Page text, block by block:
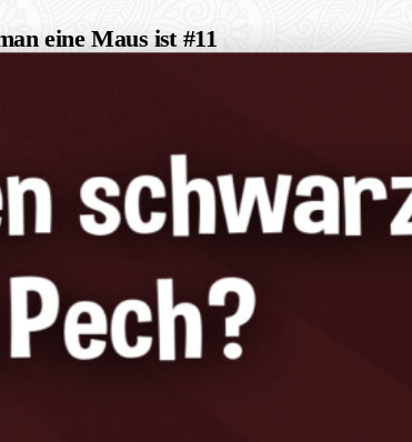
eine Maus ist #11